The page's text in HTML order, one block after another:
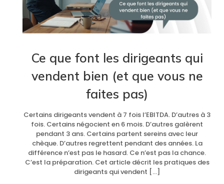
Ce que font les dirigeants qui
vendent bien (et que vous ne
faites pas)
Certains dirigeants vendent à 7 fois l’EBITDA. D’autres à 3
fois. Certains négocient en 6 mois. D’autres galèrent
pendant 3 ans. Certains partent sereins avec leur
chèque. D’autres regrettent pendant des années. La
différence n’est pas le hasard. Ce n’est pas la chance.
C’est la préparation. Cet article décrit les pratiques des
dirigeants qui vendent […]